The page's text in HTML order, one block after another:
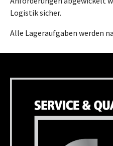
Logistik sicher.
Alle Lageraufgaben werden